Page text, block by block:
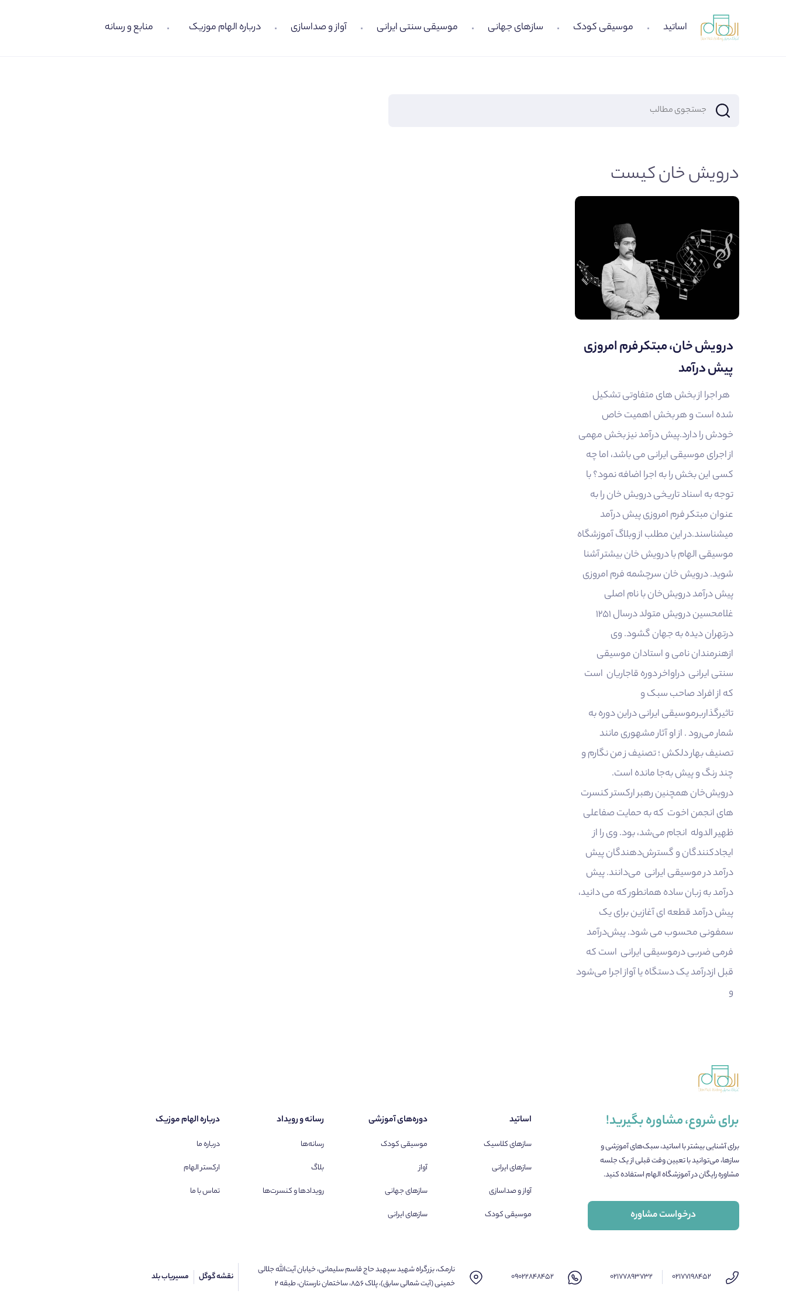
اساتید موسیقی کودک سازهای جهانی موسیقی سنتی ایرانی آواز و صداسازی درباره الهام موزیک منابع و رسانه
درویش خان کیست
درویش خان، مبتکر فرم امروزی
پیش درآمد
هر اجرا از بخش های متفاوتی تشکیل
شده است و هر بخش اهمیت خاص
خودش را دارد.پیش درآمد نیز بخش مهمی
از اجرای موسیقی ایرانی می باشد، اما چه
کسی این بخش را به اجرا اضافه نمود؟ با
توجه به اسناد تاریخی درویش خان را به
عنوان مبتکر فرم امروزی پیش درآمد
میشناسند.در این مطلب از وبلاگ آموزشگاه
موسیقی الهام با درویش خان بیشتر آشنا
شوید. درویش خان سرچشمه فرم امروزی
پیش درآمد درویش‌خان با نام اصلی
غلامحسین درویش متولد درسال ۱۲۵۱
درتهران دیده به جهان گشود. وی
ازهنرمندان نامی و استادان موسیقی
سنتی ایرانی دراواخر دوره قاجاریان است
که از افراد صاحب سبک و
تاثیرگذاربرموسیقی ایرانی دراین دوره به
شمار می‌رود . از او آثار مشهوری مانند
تصنیف بهار دلکش ؛ تصنیف ز من نگارم و
چند رنگ و پیش به‌جا مانده است.
درویش‌خان همچنین رهبر ارکستر کنسرت
های انجمن اخوت که به حمایت صفاعلی
ظهیر الدوله انجام می‌شد، بود. وی را از
ایجادکنندگان و گسترش‌دهندگان پیش
درآمد در موسیقی ایرانی می‌دانند. پیش
درآمد به زبان ساده همانطور که می دانید،
پیش درآمد قطعه ای آغازین برای یک
سمفونی محسوب می شود. پیش‌درآمد
فرمی ضربی درموسیقی ایرانی است که
قبل ازدرآمد یک دستگاه یا آواز اجرا می‌شود
و
برای شروع، مشاوره بگیرید!
برای آشنایی بیشتر با اساتید، سبک‌های آموزشی و
سازها، می‌توانید با تعیین وقت قبلی از یک جلسه
مشاوره رایگان در آموزشگاه الهام استفاده کنید.
درخواست مشاوره
اساتید
سازهای کلاسیک
سازهای ایرانی
آواز و صداسازی
موسیقی کودک
دوره‌های آموزشی
موسیقی کودک
آواز
سازهای جهانی
سازهای ایرانی
رسانه و رویداد
رسانه‌ها
بلاگ
رویدادها و کنسرت‌ها
درباره الهام موزیک
درباره ما
ارکستر الهام
تماس با ما
۰۲۱۷۷۱۹۸۴۵۲ ۰۲۱۷۷۸۹۳۷۳۲ ۰۹۰۲۲۸۴۸۴۵۲
نارمک، بزرگراه شهید سپهبد حاج قاسم سلیمانی، خیابان آیت‌الله جلالی
خمینی (آیت شمالی سابق)، پلاک ۸۵۶، ساختمان نارستان، طبقه ۲
نقشه گوگل مسیریاب بلد